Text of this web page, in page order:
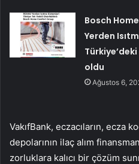
Bosch
Yerden
oldu
Ağustos 6,
VakıfBank, eczacıların, ecza
depolarının ilaç alım
zorluklara kalıcı bir çözüm